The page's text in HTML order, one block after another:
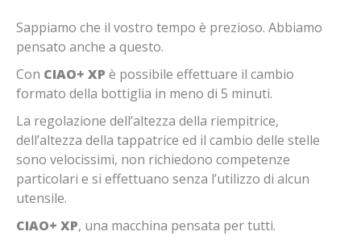
Sappiamo che il vostro tempo è prezioso. Abbiamo
pensato anche a questo.
Con CIAO+ XP è possibile effettuare il cambio
formato della bottiglia in meno di 5 minuti.
La regolazione dell’altezza della riempitrice,
dell’altezza della tappatrice ed il cambio delle stelle
sono velocissimi, non richiedono competenze
particolari e si effettuano senza l’utilizzo di alcun
utensile.
CIAO+ XP, una macchina pensata per tutti.